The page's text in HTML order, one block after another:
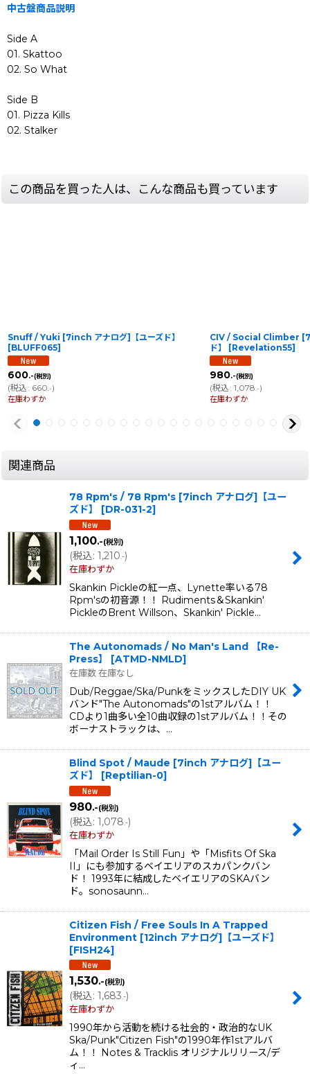
中古盤商品説明
Side A
01. Skattoo
02. So What
Side B
01. Pizza Kills
02. Stalker
この商品を買った人は、こんな商品も買っています
Snuff / Yuki [7inch アナログ]【ユーズド】
[BLUFF065]
600.-(税別)
(税込: 660 .-)
在庫わずか
CIV / Social Climber
ド】
[Revelation55]
980.-(税別)
(税込: 1,078 .-)
在庫わずか
関連商品
78 Rpm's / 78 Rpm's [7inch アナログ]【ユー
ズド】
[DR-031-2]
1,100.-(税別)
(税込: 1,210.-)
在庫わずか
Skankin Pickleの紅一点、Lynette率いる78
Rpm'sの初音源！！ Rudiments＆Skankin'
PickleのBrent Willson、Skankin' Pickle…
The Autonomads / No Man's Land 【Re-
Press】
[ATMD-NMLD]
在庫数 在庫なし
Dub/Reggae/Ska/PunkをミックスしたDIY UK
バンド"The Autonomads"の1stアルバム！！
CDより1曲多い全10曲収録の1stアルバム！！その
ボーナストラックは、…
Blind Spot / Maude [7inch アナログ]【ユー
ズド】
[Reptilian-0]
980.-(税別)
(税込: 1,078 .-)
在庫わずか
「Mail Order Is Still Fun」や「Misfits Of Ska
II」にも参加するベイエリアのスカパンクバン
ド！ 1993年に結成したベイエリアのSKAバン
ド。sonosaunn…
Citizen Fish / Free Souls In A Trapped
Environment [12inch アナログ]【ユーズド】
[FISH24]
1,530.-(税別)
(税込: 1,683.-)
在庫わずか
1990年から活動を続ける社会的・政治的なUK
Ska/Punk"Citizen Fish"の1990年作1stアルバ
ム！！ Notes & Tracklis オリジナルリリース/デ
ィ…